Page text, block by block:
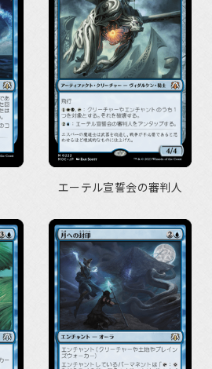
エーテル宣誓会の審判人